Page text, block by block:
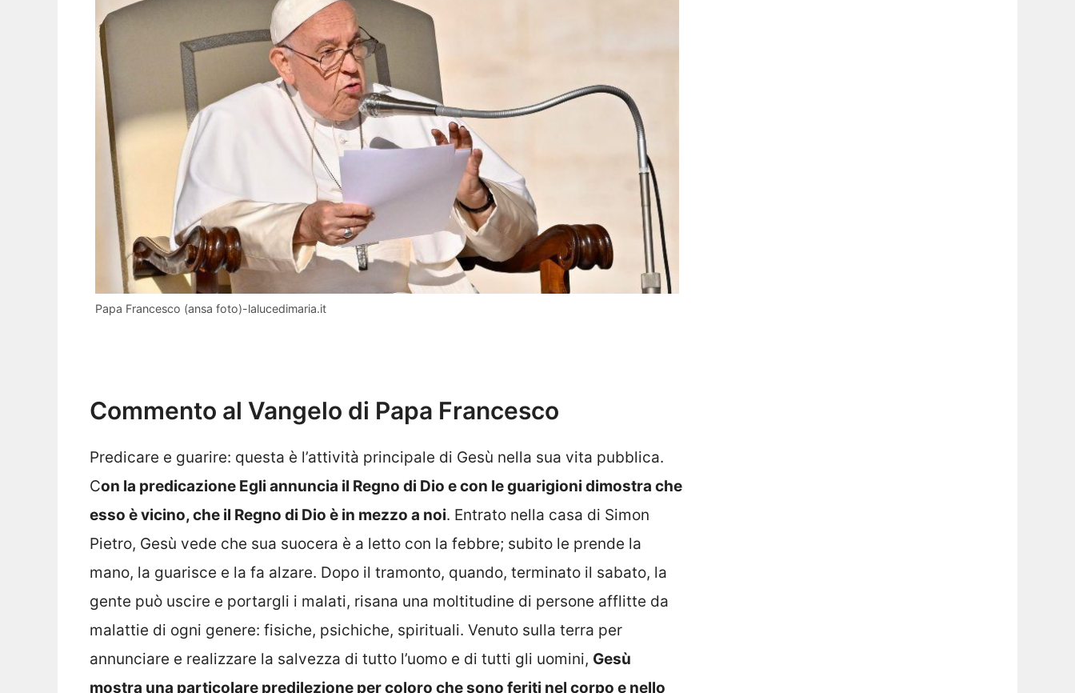
Papa Francesco (ansa foto)-lalucedimaria.it
Commento al Vangelo di Papa Francesco
Predicare e guarire: questa è l’attività principale di Gesù nella sua vita pubblica.
Con la predicazione Egli annuncia il Regno di Dio e con le guarigioni dimostra che
esso è vicino, che il Regno di Dio è in mezzo a noi. Entrato nella casa di Simon
Pietro, Gesù vede che sua suocera è a letto con la febbre; subito le prende la
mano, la guarisce e la fa alzare. Dopo il tramonto, quando, terminato il sabato, la
gente può uscire e portargli i malati, risana una moltitudine di persone afflitte da
malattie di ogni genere: fisiche, psichiche, spirituali. Venuto sulla terra per
annunciare e realizzare la salvezza di tutto l’uomo e di tutti gli uomini, Gesù
mostra una particolare predilezione per coloro che sono feriti nel corpo e nello